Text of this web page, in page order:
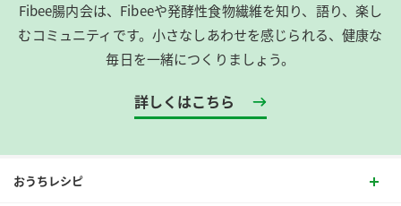
Fibee腸内会は、​Fibeeや発酵性食物繊維を知り、語り、楽し
むコミュニティです。​小さなしあわせを感じられる、健康な
毎日を一緒につくりましょう。
詳しくはこちら
おうちレシピ